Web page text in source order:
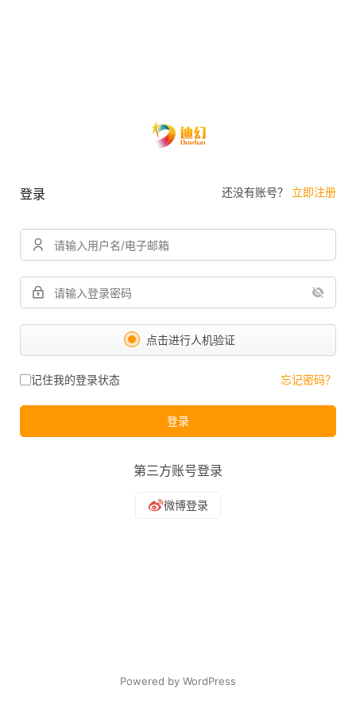
登录 还没有账号？ 立即注册
点击进行人机验证
记住我的登录状态 忘记密码？
登录
第三方账号登录
Powered by WordPress